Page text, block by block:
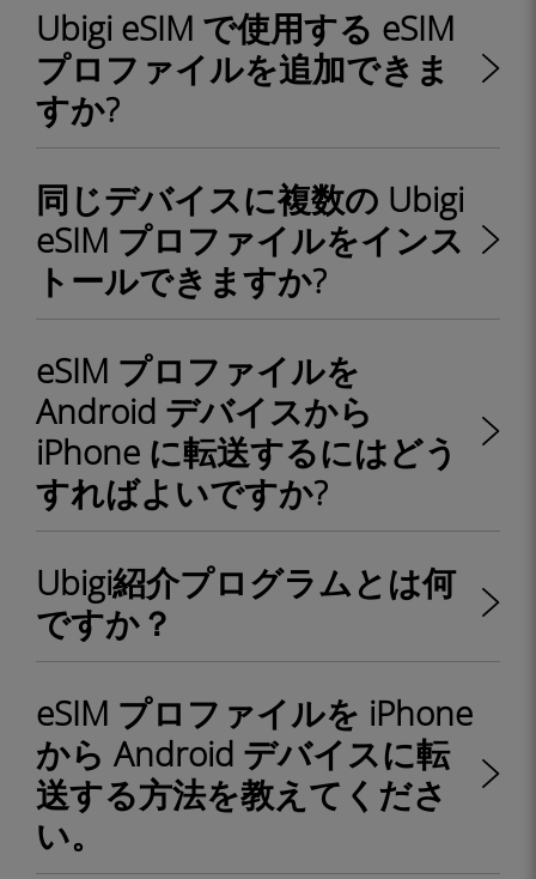
Ubigi eSIM で使用する eSIM
プロファイルを追加できま
すか?
同じデバイスに複数の Ubigi
eSIM プロファイルをインス
トールできますか?
eSIM プロファイルを
Android デバイスから
iPhone に転送するにはどう
すればよいですか?
Ubigi紹介プログラムとは何
ですか？
eSIM プロファイルを iPhone
から Android デバイスに転
送する方法を教えてくださ
い。